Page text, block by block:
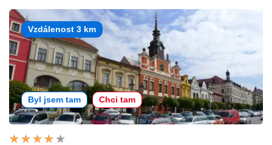
Vzdálenost 3 km
Byl jsem tam Chci tam